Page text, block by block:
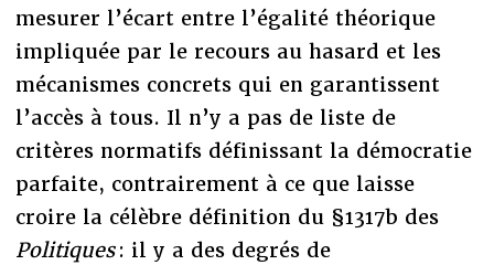
mesurer l’écart entre l’égalité théorique
impliquée par le recours au hasard et les
mécanismes concrets qui en garantissent
l’accès à tous. Il n’y a pas de liste de
critères normatifs définissant la démocratie
parfaite, contrairement à ce que laisse
croire la célèbre définition du §1317b des
Politiques: il y a des degrés de